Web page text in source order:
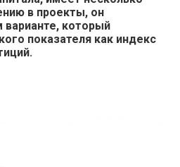
в проекты, он
варианте, который
показателя как индекс